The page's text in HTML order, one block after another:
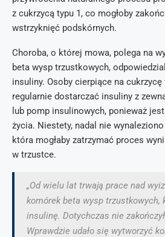
z cukrzycą typu 1, co mogłoby
wstrzyknięć podskórnych.
Choroba, o której mowa, polega na
beta wysp trzustkowych,
insuliny. Osoby cierpiące na cukrzycę
regularnie dostarczać insuliny z
lub pomp insulinowych, ponieważ
życia. Niestety, nadal nie
która mogłaby zatrzymać proces
w trzustce.
„Od wielu lat trwają prace nad
komórek beta wysp trzustkowych,
insulinę. Dotychczas nie
Wprawdzie udało się wytworzyć